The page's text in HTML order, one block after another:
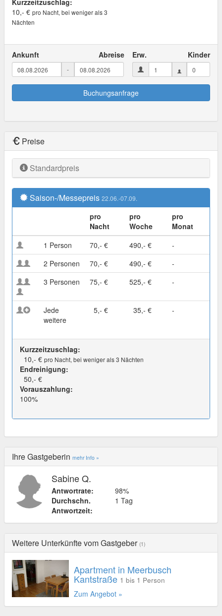
Kurzzeitzuschlag:
10,- € pro Nacht, bei weniger als 3
Nächten
Ankunft Abreise
-
Erw. Kinder
Buchungsanfrage
Preise
Standardpreis
Saison-/Messepreis 22.06.-07.09.
pro
Nacht
pro
Woche
pro
Monat
1 Person
70,- € 490,- €
-
2 Personen
70,- € 490,- €
-
3 Personen
75,- € 525,- € -
Jede
weitere
5,- € 35,- € -
Kurzzeitzuschlag:
10,- € pro Nacht, bei weniger als 3 Nächten
Endreinigung:
50,- €
Vorauszahlung:
100%
Ihre Gastgeberin mehr Info »
Sabine Q.
Antwortrate:
98%
Durchschn.
Antwortzeit:
1 Tag
Weitere Unterkünfte vom Gastgeber (1)
Apartment in Meerbusch
Kantstraße 1 bis 1 Person
Zum Angebot »